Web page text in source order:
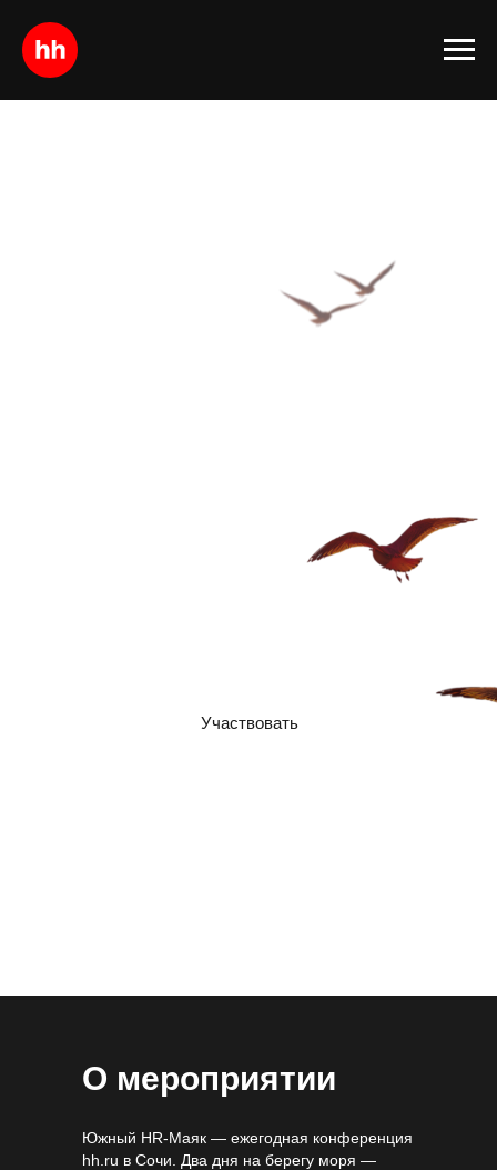
которые делают эйчара сильнее
Курс на навыки: два дня у моря для
Участвовать
О мероприятии
Южный HR-Маяк — ежегодная конференция
hh.ru в Сочи. Два дня на берегу моря —